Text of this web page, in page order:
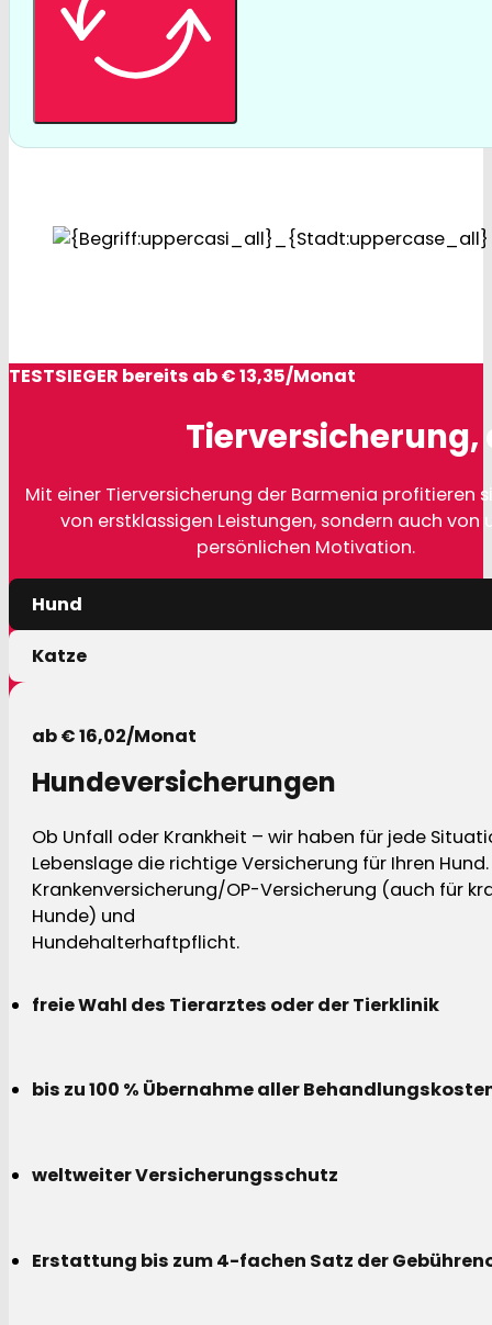
TESTSIEGER bereits ab € 13,35/Monat
Tierversicherung,
Mit einer Tierversicherung der Barmenia profitieren
von erstklassigen Leistungen, sondern auch von
persönlichen Motivation.
Hund
Katze
ab € 16,02/Monat
Hundeversicherungen
Ob Unfall oder Krankheit – wir haben für jede
Lebenslage die richtige Versicherung für Ihren Hund.
Krankenversicherung/OP-Versicherung (auch für
Hunde) und
Hundehalterhaftpflicht.
freie Wahl des Tierarztes oder der Tierklinik
bis zu 100 % Übernahme aller
weltweiter Versicherungsschutz
Erstattung bis zum 4-fachen Satz der